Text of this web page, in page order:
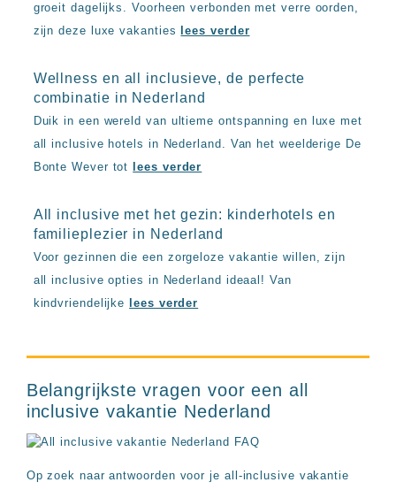
groeit dagelijks. Voorheen verbonden met verre oorden,
zijn deze luxe vakanties
lees verder
Wellness en all inclusieve, de perfecte
combinatie in Nederland
Duik in een wereld van ultieme ontspanning en luxe met
all inclusive hotels in Nederland. Van het weelderige De
Bonte Wever tot
lees verder
All inclusive met het gezin: kinderhotels en
familieplezier in Nederland
Voor gezinnen die een zorgeloze vakantie willen, zijn
all inclusive opties in Nederland ideaal! Van
kindvriendelijke
lees verder
Belangrijkste vragen voor een all
inclusive vakantie Nederland
Op zoek naar antwoorden voor je all-inclusive vakantie